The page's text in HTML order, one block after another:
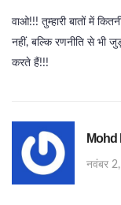
वाओ!!! तुम्हारी बातों में
नहीं, बल्कि रणनीति से भी
करते हैं!!!
Mohd
नवंबर